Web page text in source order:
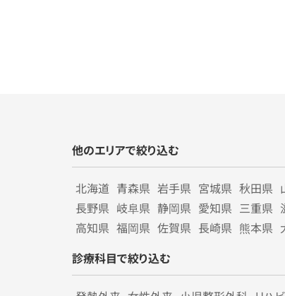
他のエリアで絞り込む
北海道 青森県 岩手県 宮城県 秋田県
長野県 岐阜県 静岡県 愛知県 三重県
高知県 福岡県 佐賀県 長崎県 熊本県
診療科目で絞り込む